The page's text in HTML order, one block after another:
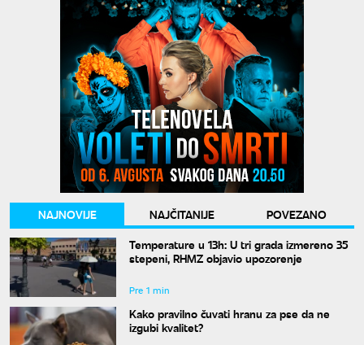
NAJNOVIJE NAJČITANIJE
POVEZANO
Temperature u 13h: U tri grada izmereno 35
stepeni, RHMZ objavio upozorenje
Pre 1 min
Kako pravilno čuvati hranu za pse da ne
izgubi kvalitet?